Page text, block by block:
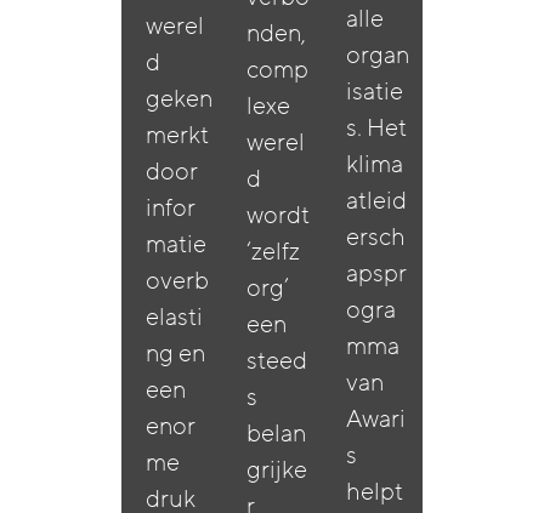
werel
d
geken
merkt
door
infor
matie
overb
elasti
ng en
een
enor
me
druk
nden,
comp
lexe
werel
d
wordt
‘zelfz
org’
een
steed
s
belan
grijke
alle
organ
isatie
s. Het
klima
atleid
ersch
apspr
ogra
mma
van
Awari
s
helpt